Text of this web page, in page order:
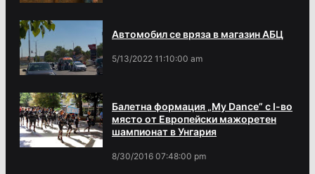
Автомобил се вряза в магазин АБЦ
5/13/2022 11:10:00 am
Балетна формация „My Dance” с І-во
място от Европейски мажоретен
шампионат в Унгария
8/30/2016 07:48:00 pm